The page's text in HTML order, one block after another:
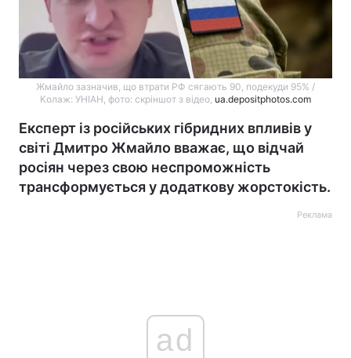
Жмайло зазначив, що втрати РФ сягають 90, подекуди 95% /
Колаж: УНІАН, фото: скріншот з відео, ua.depositphotos.com
Експерт із російських гібридних впливів у
світі Дмитро Жмайло вважає, що відчай
росіян через свою неспроможність
трансформується у додаткову жорстокість.
Реклама
ad